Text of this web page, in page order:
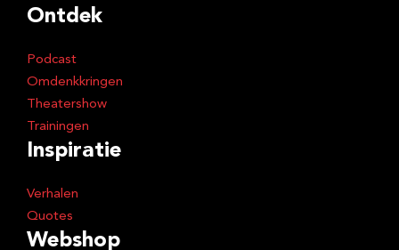
Ontdek
Podcast
Omdenkkringen
Theatershow
Trainingen
Inspiratie
Verhalen
Quotes
Webshop